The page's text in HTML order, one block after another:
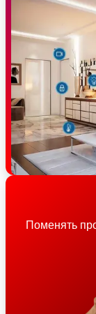
Поменять